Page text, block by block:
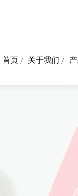
首页 关于我们